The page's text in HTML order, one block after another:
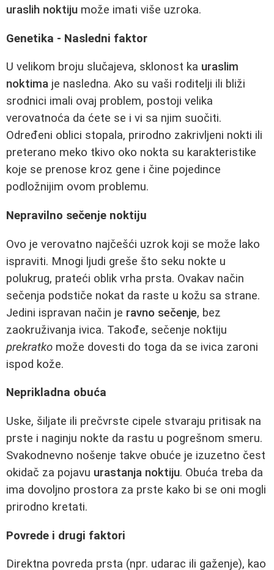
uraslih noktiju može imati više uzroka.
Genetika - Nasledni faktor
U velikom broju slučajeva, sklonost ka uraslim
noktima je nasledna. Ako su vaši roditelji ili bliži
srodnici imali ovaj problem, postoji velika
verovatnoća da ćete se i vi sa njim suočiti.
Određeni oblici stopala, prirodno zakrivljeni nokti ili
preterano meko tkivo oko nokta su karakteristike
koje se prenose kroz gene i čine pojedince
podložnijim ovom problemu.
Nepravilno sečenje noktiju
Ovo je verovatno najčešći uzrok koji se može lako
ispraviti. Mnogi ljudi greše što seku nokte u
polukrug, prateći oblik vrha prsta. Ovakav način
sečenja podstiče nokat da raste u kožu sa strane.
Jedini ispravan način je ravno sečenje, bez
zaokruživanja ivica. Takođe, sečenje noktiju
prekratko može dovesti do toga da se ivica zaroni
ispod kože.
Neprikladna obuća
Uske, šiljate ili prečvrste cipele stvaraju pritisak na
prste i naginju nokte da rastu u pogrešnom smeru.
Svakodnevno nošenje takve obuće je izuzetno čest
okidač za pojavu urastanja noktiju. Obuća treba da
ima dovoljno prostora za prste kako bi se oni mogli
prirodno kretati.
Povrede i drugi faktori
Direktna povreda prsta (npr. udarac ili gaženje), kao